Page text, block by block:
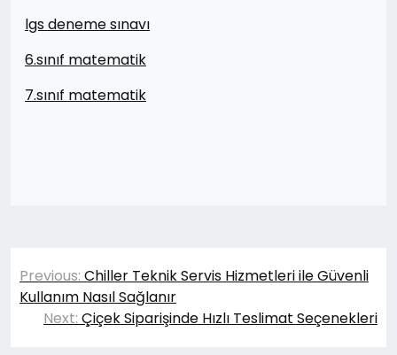
lgs deneme sınavı
6.sınıf matematik
7.sınıf matematik
Yazı
gezinmesi
Previous: Chiller Teknik Servis Hizmetleri ile Güvenli
Kullanım Nasıl Sağlanır
Next: Çiçek Siparişinde Hızlı Teslimat Seçenekleri